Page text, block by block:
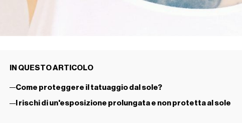
IN QUESTO ARTICOLO
Come proteggere il tatuaggio dal sole?
I rischi di un'esposizione prolungata e non protetta al sole